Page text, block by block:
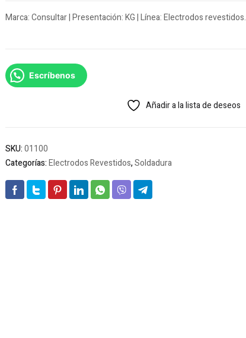
Marca: Consultar | Presentación: KG | Línea: Electrodos revestidos.
Escríbenos
Añadir a la lista de deseos
SKU:01100
Categorías:Electrodos Revestidos,Soldadura